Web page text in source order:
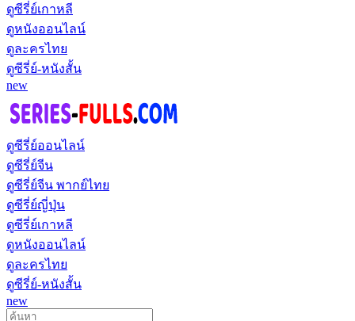
ดูซีรี่ย์เกาหลี
ดูหนังออนไลน์
ดูละครไทย
ดูซีรี่ย์-หนังสั้น
new
ดูซีรี่ย์ออนไลน์
ดูซีรี่ย์จีน
ดูซีรี่ย์จีน พากย์ไทย
ดูซีรี่ย์ญี่ปุ่น
ดูซีรี่ย์เกาหลี
ดูหนังออนไลน์
ดูละครไทย
ดูซีรี่ย์-หนังสั้น
new